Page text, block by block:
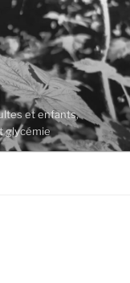
et enfants,
glycémie